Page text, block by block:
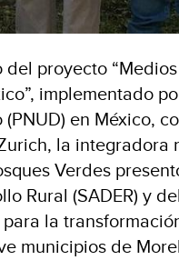
proyecto
implementado
en México,
la
Verdes
Rural (SADER) y
la
municipios de